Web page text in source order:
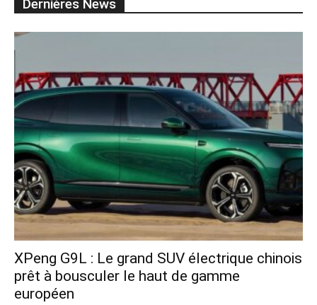
Dernières News
XPeng G9L : Le grand SUV électrique chinois
prêt à bousculer le haut de gamme
européen